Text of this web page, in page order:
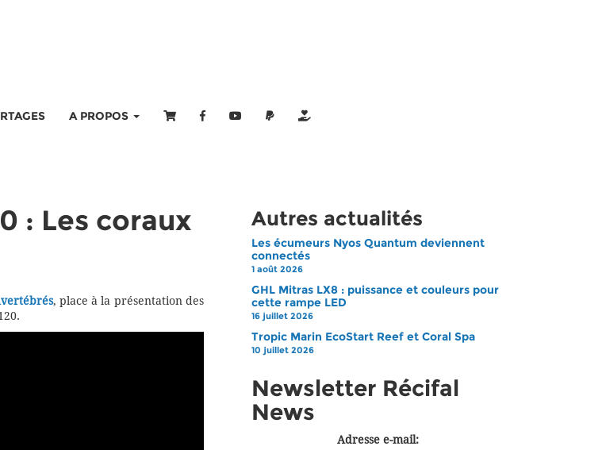
A PROPOS
: Les coraux
, place à la présentation des
Autres actualités
Les écumeurs Nyos Quantum deviennent
connectés
1 août 2026
GHL Mitras LX8 : puissance et couleurs pour
cette rampe LED
16 juillet 2026
Tropic Marin EcoStart Reef et Coral Spa
10 juillet 2026
Newsletter Récifal
News
Adresse e-mail: